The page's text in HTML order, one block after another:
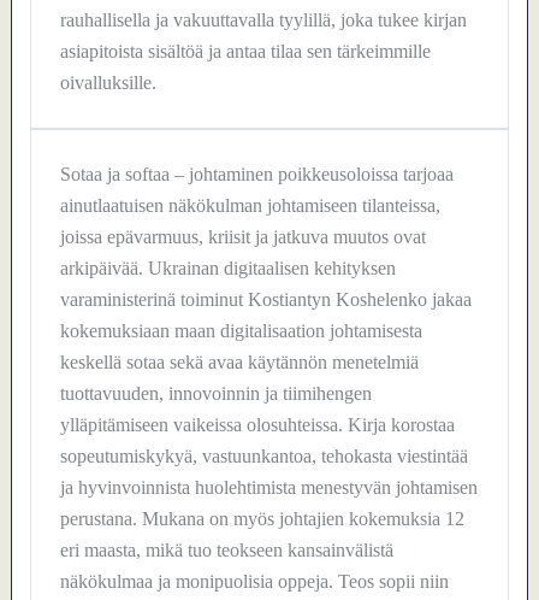
rauhallisella ja vakuuttavalla tyylillä, joka tukee kirjan
asiapitoista sisältöä ja antaa tilaa sen tärkeimmille
oivalluksille.
Sotaa ja softaa – johtaminen poikkeusoloissa tarjoaa
ainutlaatuisen näkökulman johtamiseen tilanteissa,
joissa epävarmuus, kriisit ja jatkuva muutos ovat
arkipäivää. Ukrainan digitaalisen kehityksen
varaministerinä toiminut Kostiantyn Koshelenko jakaa
kokemuksiaan maan digitalisaation johtamisesta
keskellä sotaa sekä avaa käytännön menetelmiä
tuottavuuden, innovoinnin ja tiimihengen
ylläpitämiseen vaikeissa olosuhteissa. Kirja korostaa
sopeutumiskykyä, vastuunkantoa, tehokasta viestintää
ja hyvinvoinnista huolehtimista menestyvän johtamisen
perustana. Mukana on myös johtajien kokemuksia 12
eri maasta, mikä tuo teokseen kansainvälistä
näkökulmaa ja monipuolisia oppeja. Teos sopii niin